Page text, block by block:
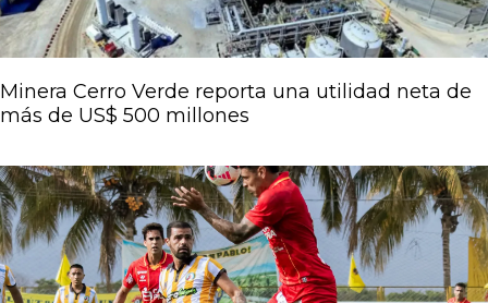
Minera Cerro Verde reporta una utilidad neta de
más de US$ 500 millones